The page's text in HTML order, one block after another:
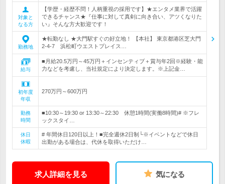
対象と
なる方
【学歴・経歴不問！人柄重視の採用です】★エンタメ業界で活躍
できるチャンス★『仕事に対して真剣に向き合い、アツくなりた
い』そんな方大歓迎です！
勤務地
★転勤なし ★大門駅すぐの好立地！ 【本社】 東京都港区芝大門
2-4-7 浜松町ウエストプレイス…
給与
■月給20.5万円～45万円＋インセンティブ＋賞与年2回※経験・能
力などを考慮し、当社規定により決定します。※上記金…
初年度
年収
270万円～600万円
勤務
時間
■10:30～19:30 or 13:30～22:30 休憩1時間(実働8時間)# ※フレ
ックスタイ…
休日
休暇
# 年間休日120日以上！■完全週休2日制└※イベントなどで休日
出勤がある場合は、代休を取得いただけ…
求人詳細を見る 気になる